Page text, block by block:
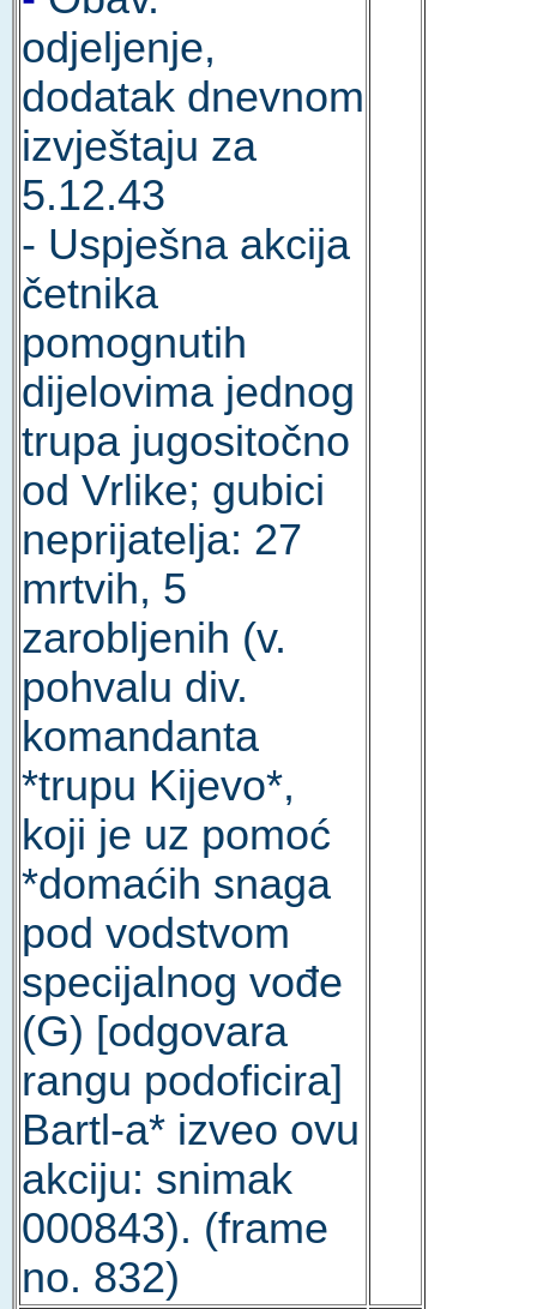
odjeljenje,
dodatak dnevnom
izvještaju za
5.12.43
- Uspješna akcija
četnika
pomognutih
dijelovima jednog
trupa jugositočno
od Vrlike; gubici
neprijatelja: 27
mrtvih, 5
zarobljenih (v.
pohvalu div.
komandanta
*trupu Kijevo*,
koji je uz pomoć
*domaćih snaga
pod vodstvom
specijalnog vođe
(G) [odgovara
rangu podoficira]
Bartl-a* izveo ovu
akciju: snimak
000843). (frame
no. 832)